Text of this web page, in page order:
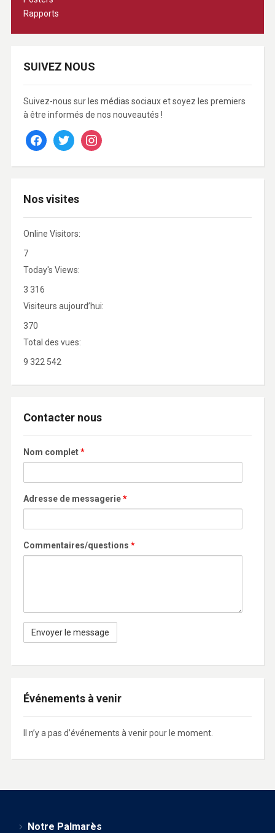
Rapports
SUIVEZ NOUS
Suivez-nous sur les médias sociaux et soyez les premiers
à être informés de nos nouveautés !
facebooktwitter instagram
Nos visites
Online Visitors:
7
Today's Views:
3 316
Visiteurs aujourd’hui:
370
Total des vues:
9 322 542
Contacter nous
Nom complet*
Adresse de messagerie*
Commentaires/questions *
Événements à venir
Il n’y a pas d’événements à venir pour le moment.
Notre Palmarès